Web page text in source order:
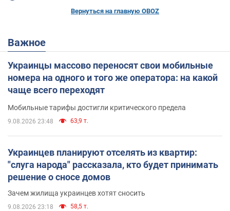
Вернуться на главную OBOZ
Важное
Украинцы массово переносят свои мобильные
номера на одного и того же оператора: на какой
чаще всего переходят
Мобильные тарифы достигли критического предела
9.08.2026 23:48 63,9 т.
Украинцев планируют отселять из квартир:
"слуга народа" рассказала, кто будет принимать
решение о сносе домов
Зачем жилища украинцев хотят сносить
9.08.2026 23:18 58,5 т.